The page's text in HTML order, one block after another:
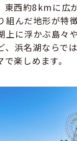
西約8kmに広
組んだ地形が特
上に浮かぶ島々
、浜名湖ならで
楽しめます。